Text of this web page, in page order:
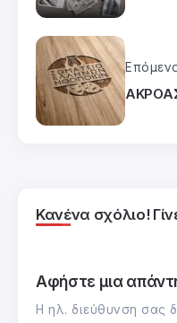
Κανένα σχόλιο!
Αφήστε μια
Η ηλ. διεύθυνση σας